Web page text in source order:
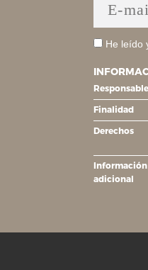
He leído
Responsable
Finalidad
Derechos
Información
adicional